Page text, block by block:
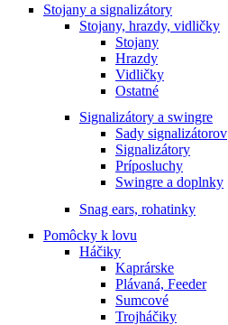
Stojany a signalizátory
Stojany, hrazdy, vidličky
Stojany
Hrazdy
Vidličky
Ostatné
Signalizátory a swingre
Sady signalizátorov
Signalizátory
Príposluchy
Swingre a doplnky
Snag ears, rohatinky
Pomôcky k lovu
Háčiky
Kaprárske
Plávaná, Feeder
Sumcové
Trojháčiky